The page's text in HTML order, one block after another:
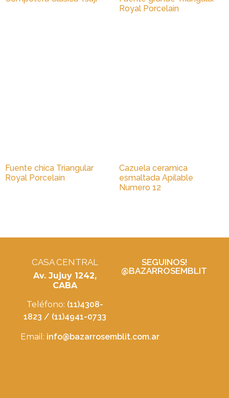
Royal Porcelain
Fuente chica Triangular
Royal Porcelain
Cazuela ceramica
esmaltada Apilable
Numero 12
CASA CENTRAL
Av. Jujuy 1242,
CABA
Teléfono: (11)4308-
1823 / (11)4941-0733
Email: info@bazarrosemblit.com.ar
SEGUINOS!
@BAZARROSEMBLIT